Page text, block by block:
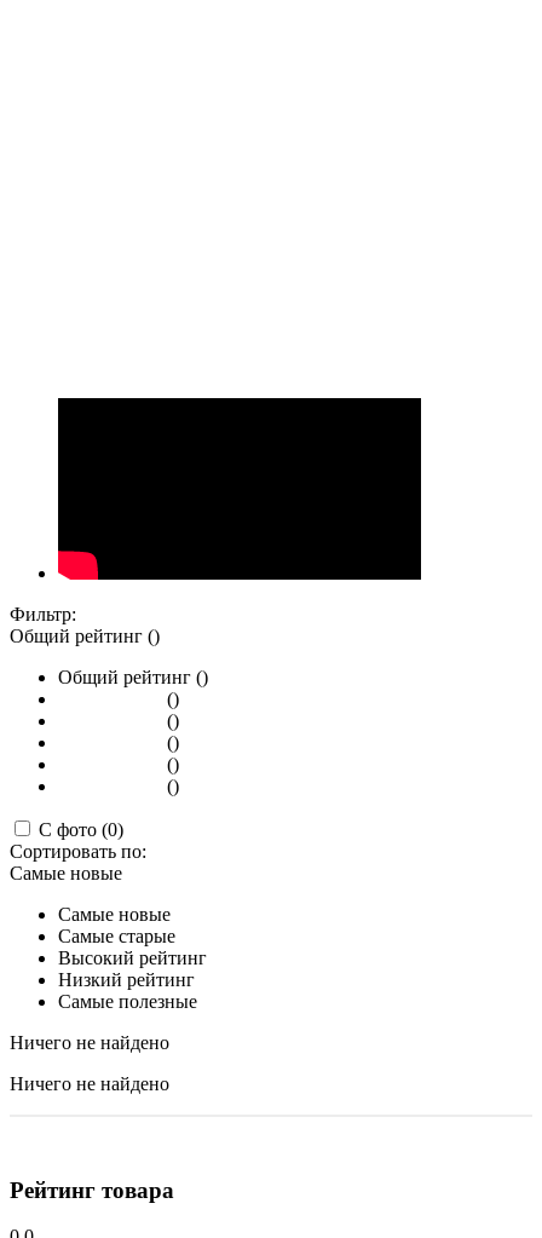
Фильтр:
Общий рейтинг ()
Общий рейтинг ()
()
()
()
()
()
С фото (0)
Сортировать по:
Самые новые
Самые новые
Самые старые
Высокий рейтинг
Низкий рейтинг
Самые полезные
Ничего не найдено
Ничего не найдено
Рейтинг товара